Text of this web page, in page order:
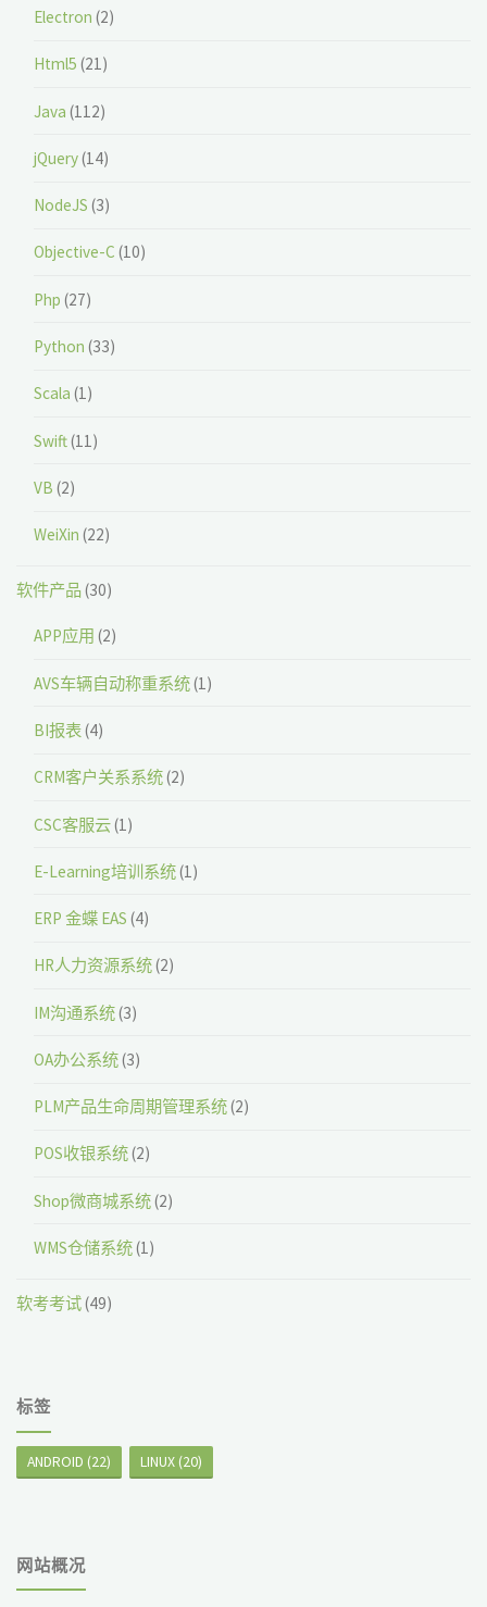
Electron (2)
Html5 (21)
Java (112)
jQuery(14)
NodeJS (3)
Objective-C (10)
Php (27)
Python (33)
Scala (1)
Swift(11)
VB (2)
WeiXin (22)
软件产品(30)
APP应用 (2)
AVS车辆自动称重系统(1)
BI报表(4)
CRM客户关系系统(2)
CSC客服云(1)
E-Learning培训系统(1)
ERP 金蝶 EAS (4)
HR人力资源系统(2)
IM沟通系统(3)
OA办公系统(3)
PLM产品生命周期管理系统(2)
POS收银系统(2)
Shop微商城系统(2)
WMS仓储系统(1)
软考考试(49)
标签
ANDROID (22) LINUX (20)
网站概况